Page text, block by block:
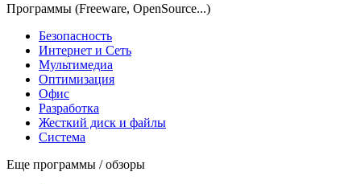
Программы (Freeware, OpenSource...)
Безопасность
Интернет и Сеть
Мультимедиа
Оптимизация
Офис
Разработка
Жесткий диск и файлы
Система
Еще программы / обзоры